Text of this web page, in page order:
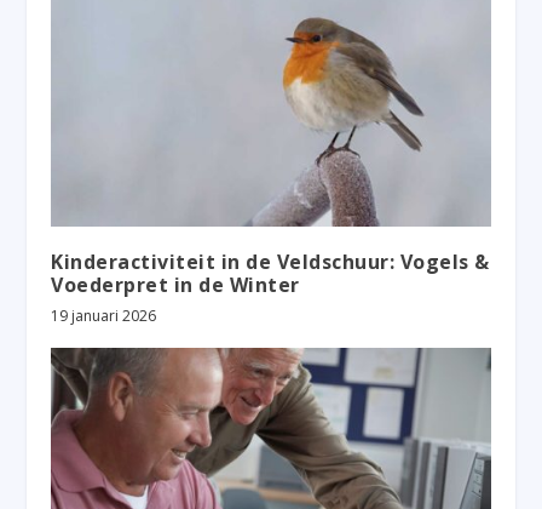
Kinderactiviteit in de Veldschuur: Vogels &
Voederpret in de Winter
19 januari 2026